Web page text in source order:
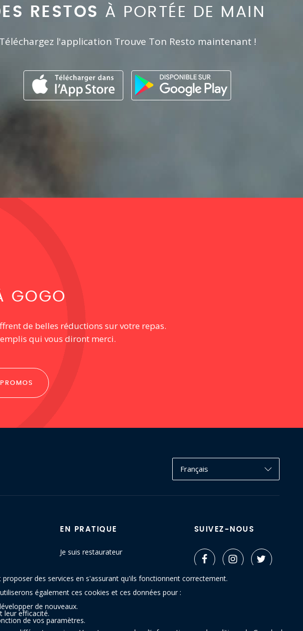
RESTOS À PORTÉE DE MAIN
Téléchargez l'application Trouve Ton Resto maintenant !
GOGO
de belles réductions sur votre repas.
qui vous diront merci.
des services en s'assurant qu'ils fonctionnent correctement.
également ces cookies et ces données pour :
de nouveaux.
leur efficacité.
de vos paramètres.
Français
EN PRATIQUE
Je suis restaurateur
SUIVEZ-NOUS